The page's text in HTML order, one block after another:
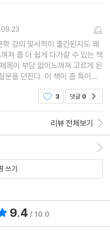
충족 수단에 불과할까?
정부의 규제는 정당할까?
의 가치를 보편적으로 판단할 수
권을 이끌 수 있을까?
이 없어도 도덕적으로 행동할
은 가능할까?
증명된 것만을 진리로 받아들여
를 발견하는 과정에서 어떤 역할
강의 및서적이 출간된지도 꽤
져 좀 더 쉽게 다가갈 수 있는 책
목이 부담 없이느껴져 고르게 된
문을 던진다. 이 책이 좀 특이한
스 대입 시험이자기초 인문학 질
해보며
3 댓글 0
리뷰 전체보기
쓰기
9.4 / 10.0